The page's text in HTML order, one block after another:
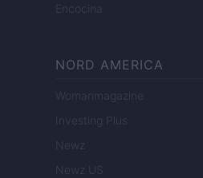
Encocina
NORD AMERICA
Womanmagazine
Investing Plus
Newz
Newz US